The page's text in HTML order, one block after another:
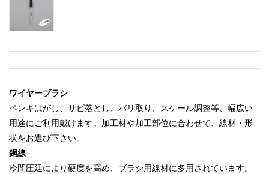
ワイヤーブラシ
ペンキはがし、サビ落とし、バリ取り、スケール調整等、幅広い
用途にご利用戴けます。加工材や加工部位に合わせて、線材・形
状をお選び下さい。
鋼線
冷間圧延により硬度を高め、ブラシ用線材に多用されています。